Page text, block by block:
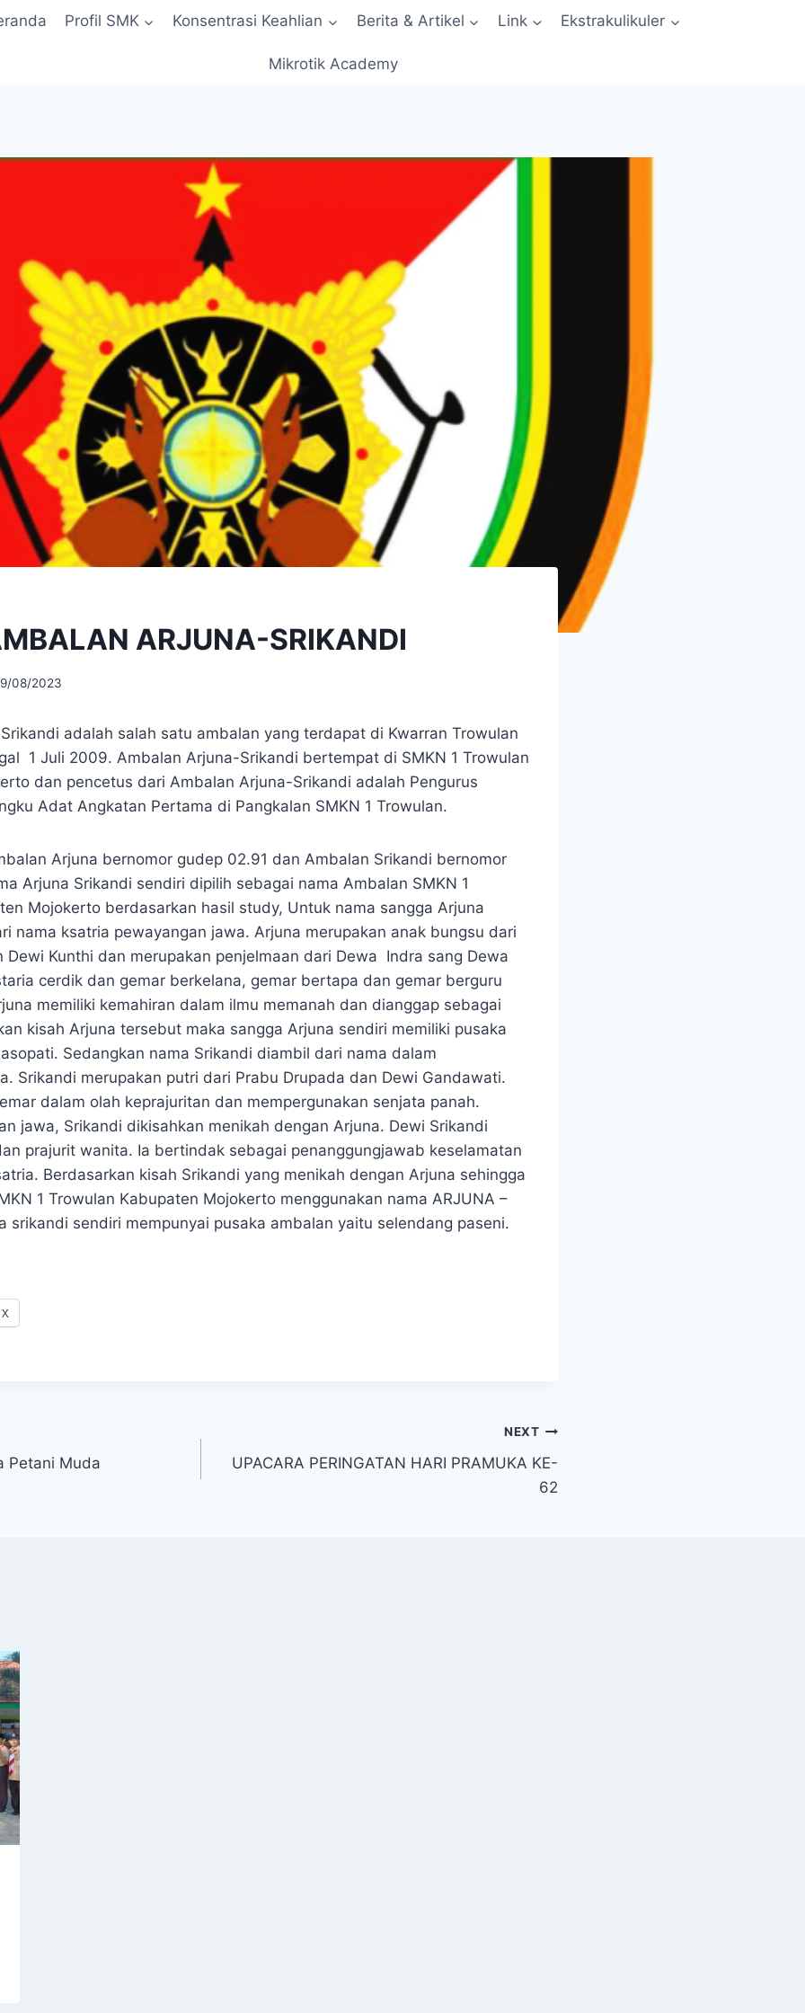
Profil SMK Konsentrasi Keahlian Berita & Artikel Link Ekstrakulikuler
Mikrotik Academy
ARJUNA-SRIKANDI
08/2023
adalah salah satu ambalan yang terdapat di Kwarran Trowulan
1 Juli 2009. Ambalan Arjuna-Srikandi bertempat di SMKN 1 Trowulan
dan pencetus dari Ambalan Arjuna-Srikandi adalah Pengurus
Adat Angkatan Pertama di Pangkalan SMKN 1 Trowulan.
Arjuna bernomor gudep 02.91 dan Ambalan Srikandi bernomor
Arjuna Srikandi sendiri dipilih sebagai nama Ambalan SMKN 1
Mojokerto berdasarkan hasil study, Untuk nama sangga Arjuna
nama ksatria pewayangan jawa. Arjuna merupakan anak bungsu dari
Dewi Kunthi dan merupakan penjelmaan dari Dewa Indra sang Dewa
cerdik dan gemar berkelana, gemar bertapa dan gemar berguru
memiliki kemahiran dalam ilmu memanah dan dianggap sebagai
kisah Arjuna tersebut maka sangga Arjuna sendiri memiliki pusaka
Sedangkan nama Srikandi diambil dari nama dalam
Srikandi merupakan putri dari Prabu Drupada dan Dewi Gandawati.
dalam olah keprajuritan dan mempergunakan senjata panah.
jawa, Srikandi dikisahkan menikah dengan Arjuna. Dewi Srikandi
prajurit wanita. Ia bertindak sebagai penanggungjawab keselamatan
Berdasarkan kisah Srikandi yang menikah dengan Arjuna sehingga
1 Trowulan Kabupaten Mojokerto menggunakan nama ARJUNA –
srikandi sendiri mempunyai pusaka ambalan yaitu selendang paseni.
X
Petani Muda
NEXT
UPACARA PERINGATAN HARI PRAMUKA KE-
62